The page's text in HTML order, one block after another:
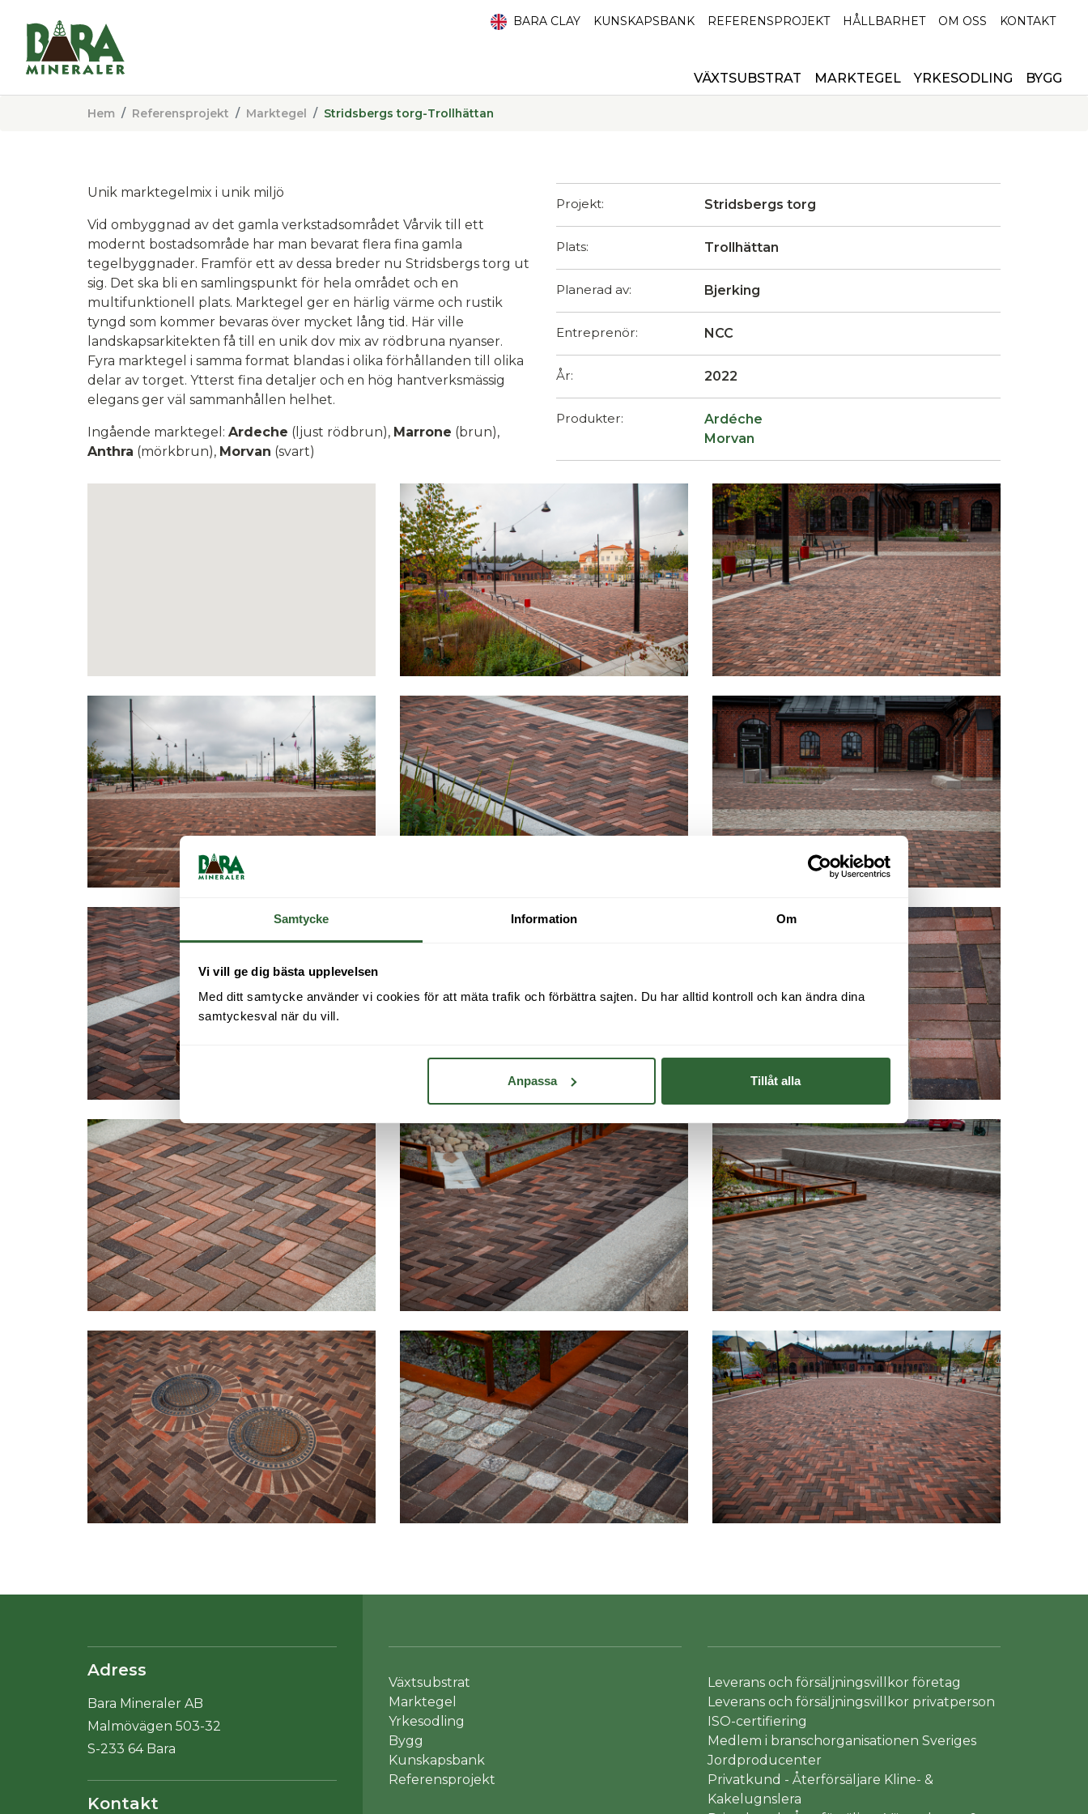
Samtycke Information Om
Vi vill ge dig bästa upplevelsen
Med ditt samtycke använder vi cookies för att mäta trafik och förbättra sajten. Du har alltid kontroll och kan ändra dina
samtyckesval när du vill.
Anpassa Tillåt alla
VÄXTSUBSTRAT MARKTEGEL YRKESODLING BYGG
BARA CLAY KUNSKAPSBANK REFERENSPROJEKT HÅLLBARHET OM OSS KONTAKT
Hem Referensprojekt Marktegel Stridsbergs torg-Trollhättan
Unik marktegelmix i unik miljö
Vid ombyggnad av det gamla verkstadsområdet Vårvik till ett
modernt bostadsområde har man bevarat flera fina gamla
tegelbyggnader. Framför ett av dessa breder nu Stridsbergs torg ut
sig. Det ska bli en samlingspunkt för hela området och en
multifunktionell plats. Marktegel ger en härlig värme och rustik
tyngd som kommer bevaras över mycket lång tid. Här ville
landskapsarkitekten få till en unik dov mix av rödbruna nyanser.
Fyra marktegel i samma format blandas i olika förhållanden till olika
delar av torget. Ytterst fina detaljer och en hög hantverksmässig
elegans ger väl sammanhållen helhet.
Ingående marktegel: Ardeche (ljust rödbrun), Marrone (brun),
Anthra (mörkbrun), Morvan (svart)
Projekt: Stridsbergs torg
Plats: Trollhättan
Planerad av: Bjerking
Entreprenör: NCC
År: 2022
Produkter:
Ardéche
Morvan
Adress
Bara Mineraler AB
Malmövägen 503-32
S-233 64 Bara
Kontakt
Växtsubstrat
Marktegel
Yrkesodling
Bygg
Kunskapsbank
Referensprojekt
Leverans och försäljningsvillkor företag
Leverans och försäljningsvillkor privatperson
ISO-certifiering
Medlem i branschorganisationen Sveriges
Jordproducenter
Privatkund - Återförsäljare Kline- &
Kakelugnslera